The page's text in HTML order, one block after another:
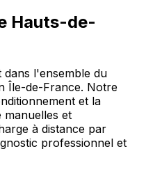
Hauts-de-
l'ensemble du
Île-de-France. Notre
et la
manuelles et
à distance par
professionnel et